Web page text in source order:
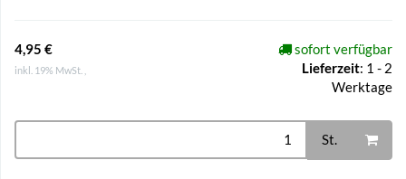
4,95 €
inkl. 19% MwSt. ,
sofort verfügbar
Lieferzeit: 1 - 2
Werktage
St.